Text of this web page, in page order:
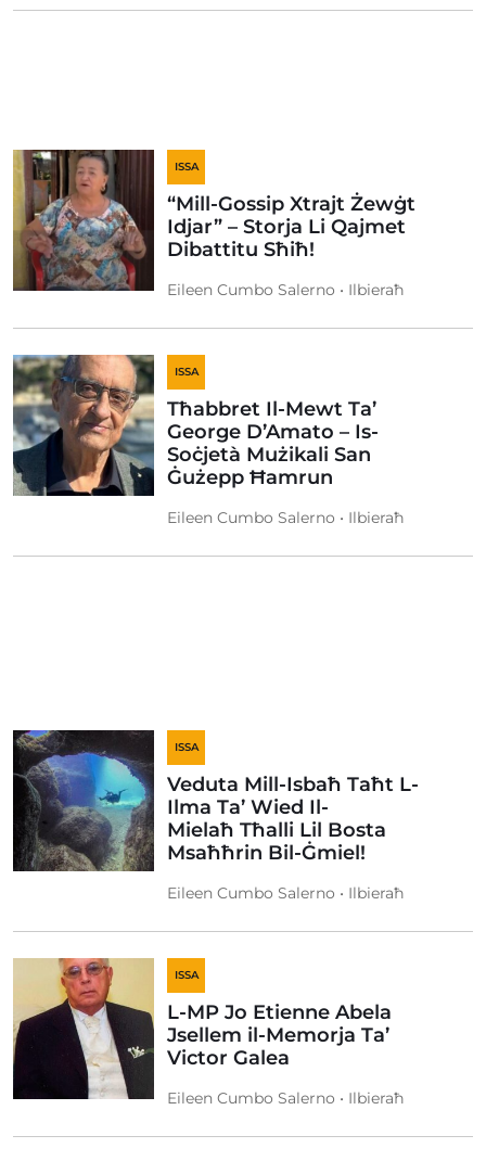
ISSA
“Mill-Gossip Xtrajt Żewġt
Idjar” – Storja Li Qajmet
Dibattitu Sħiħ!
Eileen Cumbo Salerno • Ilbieraħ
ISSA
Tħabbret Il-Mewt Ta’
George D’Amato – Is-
Soċjetà Mużikali San
Ġużepp Ħamrun
Eileen Cumbo Salerno • Ilbieraħ
ISSA
Veduta Mill-Isbaħ Taħt L-
Ilma Ta’ Wied Il-
Mielaħ Tħalli Lil Bosta
Msaħħrin Bil-Ġmiel!
Eileen Cumbo Salerno • Ilbieraħ
ISSA
L-MP Jo Etienne Abela
Jsellem il-Memorja Ta’
Victor Galea
Eileen Cumbo Salerno • Ilbieraħ